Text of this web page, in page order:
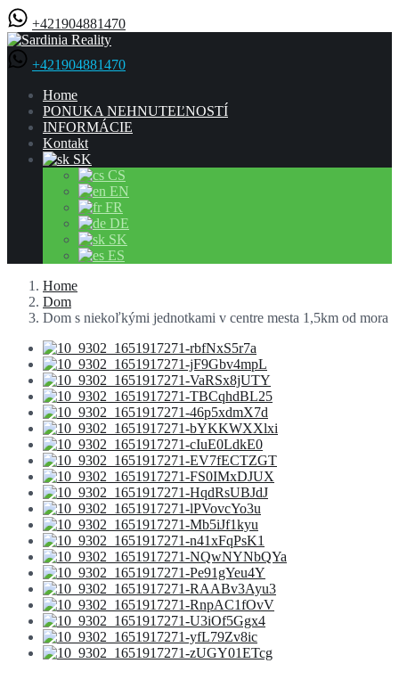
+421904881470
+421904881470
Home
PONUKA NEHNUTEĽNOSTÍ
INFORMÁCIE
Kontakt
SK
CS
EN
FR
DE
SK
ES
Home
Dom
Dom s niekoľkými jednotkami v centre mesta 1,5km od mora